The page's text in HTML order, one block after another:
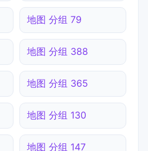
地图 分组 79
地图 分组 388
地图 分组 365
地图 分组 130
地图 分组 147